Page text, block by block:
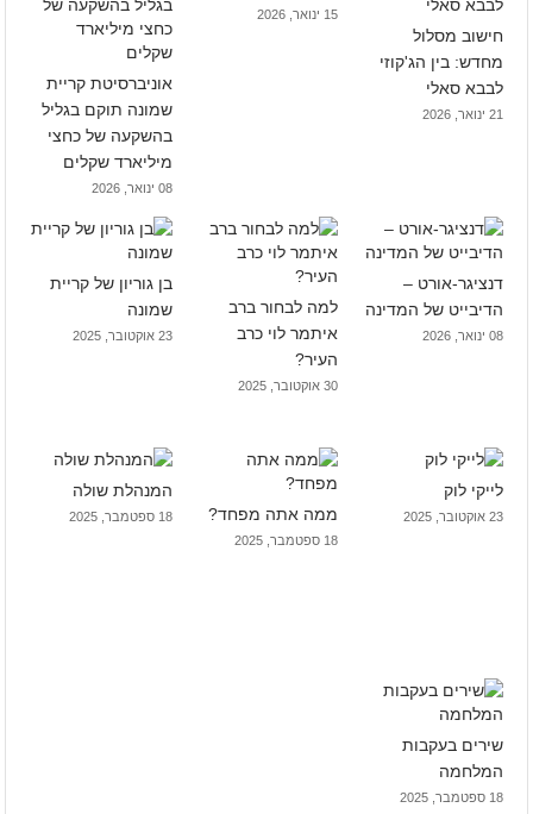
חישוב מסלול
מחדש: בין הג'קוזי
לבבא סאלי
21 ינואר, 2026
15 ינואר, 2026
אוניברסיטת קריית
שמונה תוקם בגליל
בהשקעה של כחצי
מיליארד שקלים
08 ינואר, 2026
דנציגר-אורט –
הדיבייט של המדינה
08 ינואר, 2026
למה לבחור ברב
איתמר לוי כרב
העיר?
30 אוקטובר, 2025
בן גוריון של קריית
שמונה
23 אוקטובר, 2025
לייקי לוק
23 אוקטובר, 2025 ממה אתה מפחד?
18 ספטמבר, 2025
המנהלת שולה
18 ספטמבר, 2025
שירים בעקבות
המלחמה
18 ספטמבר, 2025